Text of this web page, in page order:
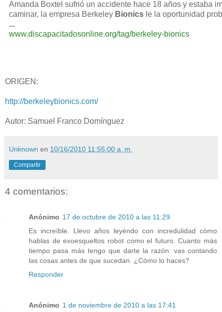
Amanda Boxtel sufrió un accidente hace 18 años y estaba
caminar, la empresa Berkeley Bionics le la oportunidad
...
www.discapacitadosonline.org/tag/berkeley-bionics
ORIGEN:
http://berkeleybionics.com/
Autor: Samuel Franco Domínguez
Unknown en 10/16/2010 11:55:00 a. m.
Compartir
4 comentarios:
Anónimo 17 de octubre de 2010 a las 11:29
Es increíble. Llevo años leyéndo con incredulidad cómo
hablas de exoesqueltos robot como el futuro. Cuanto más
tiempo pasa más tengo que darte la razón: vas contando
las cosas antes de que sucedan. ¿Cómo lo haces?
Responder
Anónimo 1 de noviembre de 2010 a las 17:41